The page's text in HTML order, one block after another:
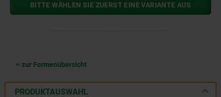
BITTE WÄHLEN SIE ZUERST EINE VARIANTE AUS
zur Formenübersicht
PRODUKTAUSWAHL